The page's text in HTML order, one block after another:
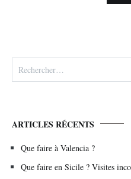
ARTICLES RÉCENTS
Que faire à Valencia ?
Que faire en Sicile ? Visites